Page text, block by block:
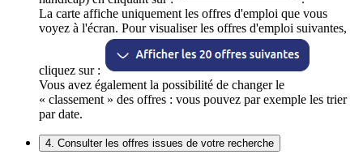
La carte affiche uniquement les offres d'emploi que vous
voyez à l'écran. Pour visualiser les offres d'emploi suivantes,
cliquez sur :
Vous avez également la possibilité de changer le
« classement » des offres : vous pouvez par exemple les trier
par date.
4. Consulter les offres issues de votre recherche